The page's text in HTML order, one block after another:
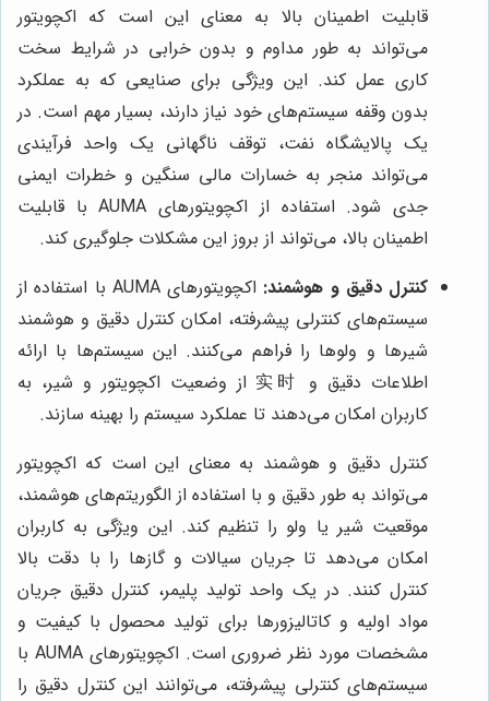
قابلیت اطمینان بالا به معنای این است که اکچویتور
می‌تواند به طور مداوم و بدون خرابی در شرایط سخت
کاری عمل کند. این ویژگی برای صنایعی که به عملکرد
بدون وقفه سیستم‌های خود نیاز دارند، بسیار مهم است. در
یک پالایشگاه نفت، توقف ناگهانی یک واحد فرآیندی
می‌تواند منجر به خسارات مالی سنگین و خطرات ایمنی
جدی شود. استفاده از اکچویتورهای AUMA با قابلیت
اطمینان بالا، می‌تواند از بروز این مشکلات جلوگیری کند.
کنترل دقیق و هوشمند:
اکچویتورهای AUMA با استفاده از
سیستم‌های کنترلی پیشرفته، امکان کنترل دقیق و هوشمند
شیرها و ولوها را فراهم می‌کنند. این سیستم‌ها با ارائه
اطلاعات دقیق و 实时 از وضعیت اکچویتور و شیر، به
کاربران امکان می‌دهند تا عملکرد سیستم را بهینه سازند.
کنترل دقیق و هوشمند به معنای این است که اکچویتور
می‌تواند به طور دقیق و با استفاده از الگوریتم‌های هوشمند،
موقعیت شیر یا ولو را تنظیم کند. این ویژگی به کاربران
امکان می‌دهد تا جریان سیالات و گازها را با دقت بالا
کنترل کنند. در یک واحد تولید پلیمر، کنترل دقیق جریان
مواد اولیه و کاتالیزورها برای تولید محصول با کیفیت و
مشخصات مورد نظر ضروری است. اکچویتورهای AUMA با
سیستم‌های کنترلی پیشرفته، می‌توانند این کنترل دقیق را